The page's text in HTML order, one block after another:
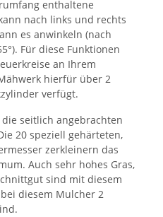
enthaltene
nach links und rechts
es anwinkeln (nach
Für diese Funktionen
an Ihrem
hierfür über 2
verfügt.
seitlich angebrachten
20 speziell gehärteten,
zerkleinern das
Auch sehr hohes Gras,
sind mit diesem
diesem Mulcher 2